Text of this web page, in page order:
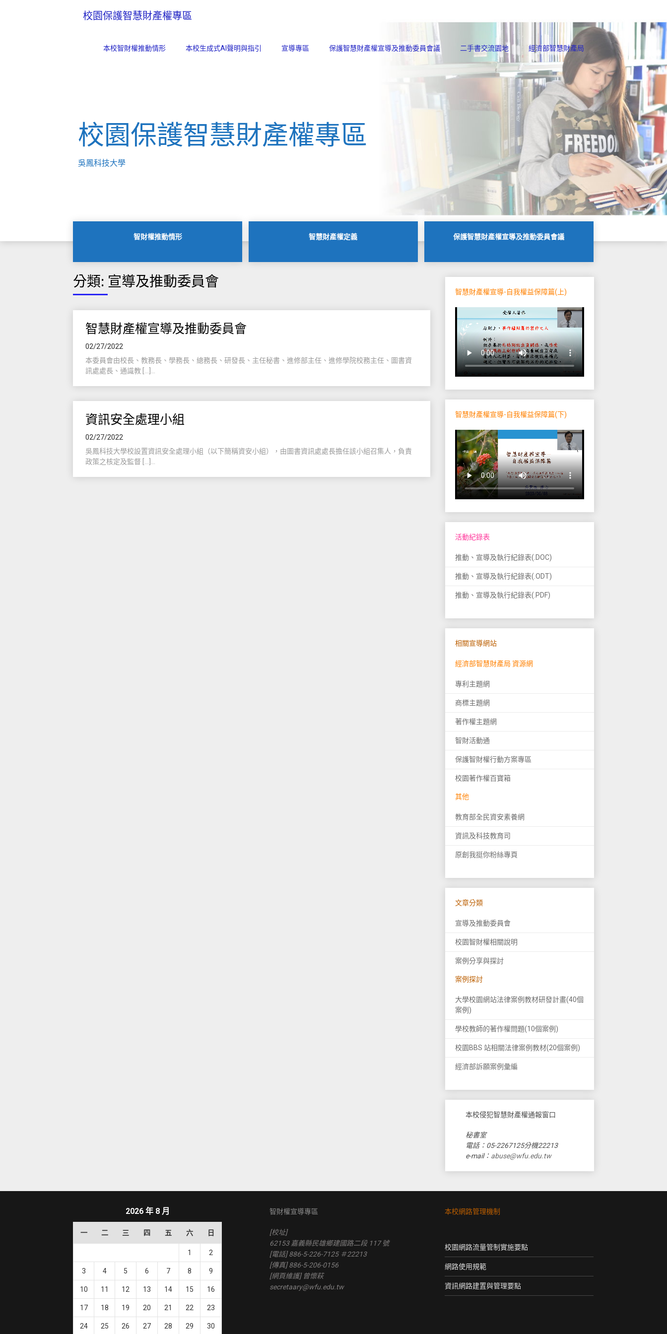
校園保護智慧財產權專區
本校智財權推動情形 本校生成式AI聲明與指引 宣導專區 保護智慧財產權宣導及推動委員會議 二手書交流園地 經濟部智慧財產局
校園保護智慧財產權專區
吳鳳科技大學
智財權推動情形 智慧財產權定義 保護智慧財產權宣導及推動委員會議
分類: 宣導及推動委員會
智慧財產權宣導及推動委員會
02/27/2022
本委員會由校長、教務長、學務長、總務長、研發長、主任秘書、進修部主任、進修學院校務主任、圖書資
訊處處長、通識教 […]...
資訊安全處理小組
02/27/2022
吳鳳科技大學校設置資訊安全處理小組（以下簡稱資安小組），由圖書資訊處處長擔任該小組召集人，負責
政策之核定及監督 […]...
智慧財產權宣導-自我權益保障篇(上)
智慧財產權宣導-自我權益保障篇(下)
活動紀錄表
推動、宣導及執行紀錄表(.DOC)
推動、宣導及執行紀錄表(.ODT)
推動、宣導及執行紀錄表(.PDF)
相關宣導網站
經濟部智慧財產局 資源網
專利主題網
商標主題網
著作權主題網
智財活動通
保護智財權行動方案專區
校園著作權百寶箱
其他
教育部全民資安素養網
資訊及科技教育司
原創我挺你粉絲專頁
文章分類
宣導及推動委員會
校園智財權相關說明
案例分享與探討
案例探討
大學校園網站法律案例教材研發計畫(40個
案例)
學校教師的著作權問題(10個案例)
校園BBS 站相關法律案例教材(20個案例)
經濟部訴願案例彙編
本校侵犯智慧財產權通報窗口
秘書室
電話：05-2267125分機22213
e-mail： abuse@wfu.edu.tw
2026 年 8 月
一 二 三 四 五 六 日
1 2
3 4 5 6 7 8 9
10 11 12 13 14 15 16
17 18 19 20 21 22 23
24 25 26 27 28 29 30
智財權宣導專區
[校址]
62153 嘉義縣民雄鄉建國路二段 117 號
[電話] 886-5-226-7125 ＃22213
[傳真] 886-5-206-0156
[網頁維護] 曾懷萩
secretaary@wfu.edu.tw
本校網路管理機制
校園網路流量管制實施要點
網路使用規範
資訊網路建置與管理要點